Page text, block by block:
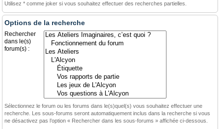
Utilisez * comme joker si vous souhaitez effectuer des recherches partielles.
Options de la recherche
Rechercher
dans le(s)
forum(s) :
Sélectionnez le forum ou les forums dans le(s)quel(s) vous souhaitez effectuer une
recherche. Les sous-forums seront automatiquement inclus dans la recherche si vous
ne désactivez pas l’option « Rechercher dans les sous-forums » affichée ci-dessous.